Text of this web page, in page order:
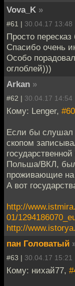
Vova_K »
#61 | 30.04.17 13:48
Просто пересказ
Спасибо очень
Особо
оглоблей)))
Arkan »
#62 | 30.04.17 14:54
Кому: Lenger, #60
Если бы слушал
скопом
Польша/ВКЛ,
проживающие на
А вот
http://
01/
http://
пан Головатый
#63 | 30.04.17 15:21
Кому: нихай77,